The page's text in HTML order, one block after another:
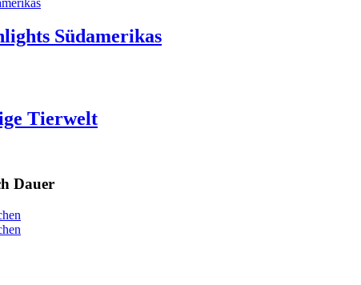
Südamerikas
Tierwelt
Dauer